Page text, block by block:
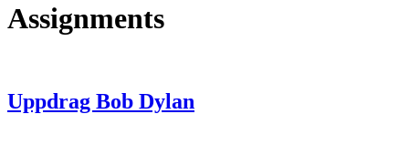
Assignments
Uppdrag Bob Dylan